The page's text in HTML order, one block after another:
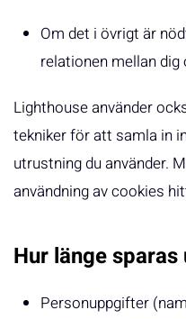
Om det i övrigt är
relationen mellan
Lighthouse använder
tekniker för att samla in
utrustning du använder.
användning av cookies
Hur länge
Personuppgifter